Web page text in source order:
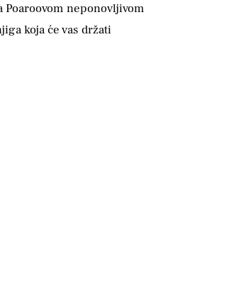
neponovljivom
koja će vas držati